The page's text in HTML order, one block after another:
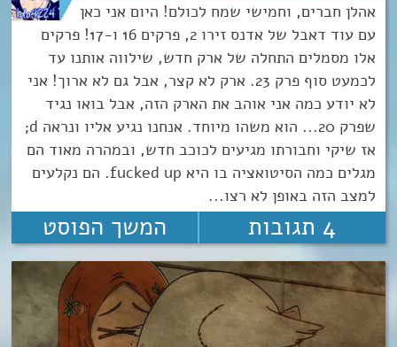
אהלן חברים, וחמישי שמח לכולם! היום אני כאן
עם עוד דאבל של אדנס זירו 2, פרקים 16 ו-17! פרקים
אלו מסמלים התחלה של ארק חדש, שילווה אותנו עד
לכמעט סוף פרק 23. ארק לא קצר, אבל גם לא ארוך! אני
לא יודע כמה אני אוהב את הארק הזה, אבל בואו נגיד
שפרק 20... הוא משהו מיוחד. אנחנו נגיע אליו ונראה d;
אז שיקי וחבורתו מגיעים לכוכב חדש, ובמהרה מאוד הם
מגלים כמה הסיטואציה בו היא fucked up. הם נקלעים
למצב הזה באופן לא רצו...
4 תגובות המשך הפוסט